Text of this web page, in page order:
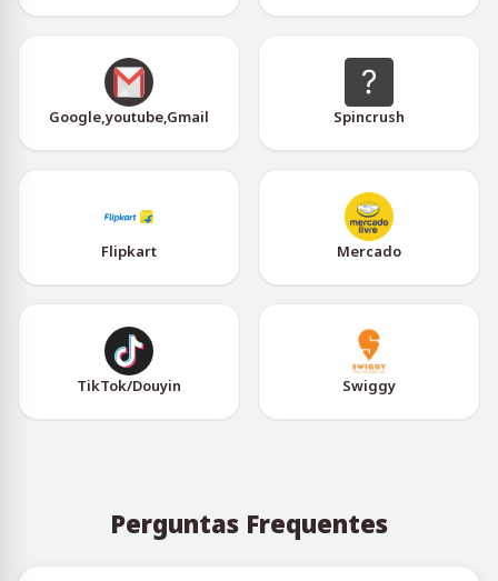
Google,youtube,Gmail Spincrush
Flipkart Mercado
TikTok/Douyin Swiggy
Perguntas Frequentes